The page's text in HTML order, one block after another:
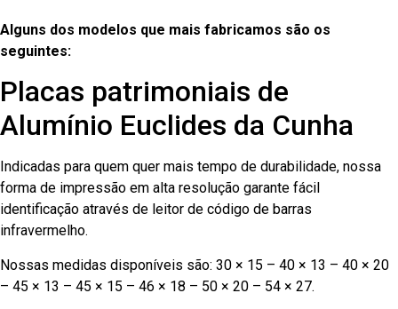
Alguns dos modelos que mais fabricamos são os
seguintes:
Placas patrimoniais de
Alumínio Euclides da Cunha
Indicadas para quem quer mais tempo de durabilidade, nossa
forma de impressão em alta resolução garante fácil
identificação através de leitor de código de barras
infravermelho.
Nossas medidas disponíveis são: 30 × 15 – 40 × 13 – 40 × 20
– 45 × 13 – 45 × 15 – 46 × 18 – 50 × 20 – 54 × 27.